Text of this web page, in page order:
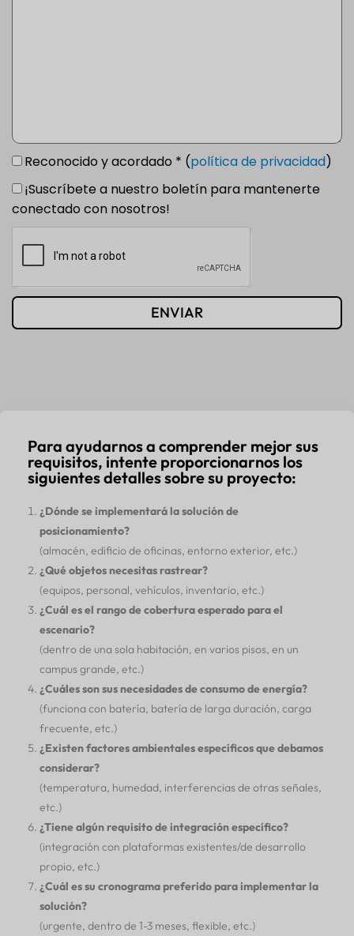
Reconocido y acordado * (política de privacidad)
¡Suscríbete a nuestro boletín para mantenerte
conectado con nosotros!
ENVIAR
Para ayudarnos a comprender mejor sus
requisitos, intente proporcionarnos los
siguientes detalles sobre su proyecto:
¿Dónde se implementará la solución de
posicionamiento?
(almacén, edificio de oficinas, entorno exterior, etc.)
¿Qué objetos necesitas rastrear?
(equipos, personal, vehículos, inventario, etc.)
¿Cuál es el rango de cobertura esperado para el
escenario?
(dentro de una sola habitación, en varios pisos, en un
campus grande, etc.)
¿Cuáles son sus necesidades de consumo de energía?
(funciona con batería, batería de larga duración, carga
frecuente, etc.)
¿Existen factores ambientales específicos que debamos
considerar?
(temperatura, humedad, interferencias de otras señales,
etc.)
¿Tiene algún requisito de integración específico?
(integración con plataformas existentes/de desarrollo
propio, etc.)
¿Cuál es su cronograma preferido para implementar la
solución?
(urgente, dentro de 1-3 meses, flexible, etc.)